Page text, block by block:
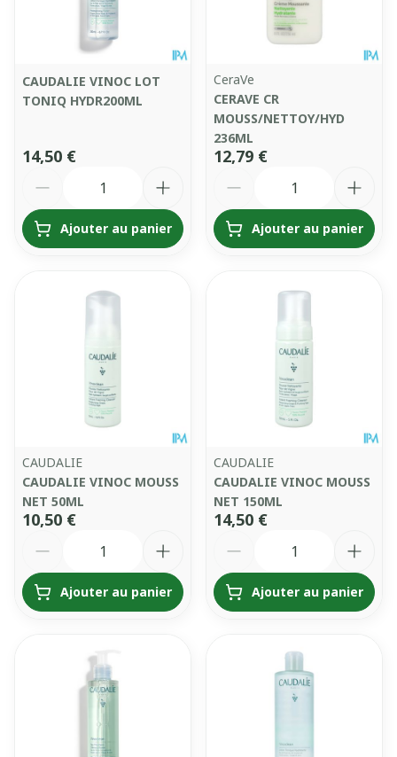
CAUDALIE VINOC LOT
TONIQ HYDR200ML
14,50 €
Ajouter au panier
CeraVe
CERAVE CR
MOUSS/NETTOY/HYD
236ML
12,79 €
Ajouter au panier
CAUDALIE
CAUDALIE VINOC MOUSS
NET 50ML
10,50 €
Ajouter au panier
CAUDALIE
CAUDALIE VINOC MOUSS
NET 150ML
14,50 €
Ajouter au panier